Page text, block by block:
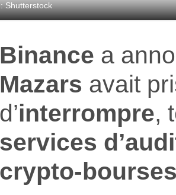
Shutterstock
Binance a
Mazars avait
d’interrompre,
services
crypto-bourses